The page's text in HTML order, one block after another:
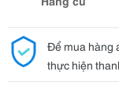
Để mua hàng
thực hiện